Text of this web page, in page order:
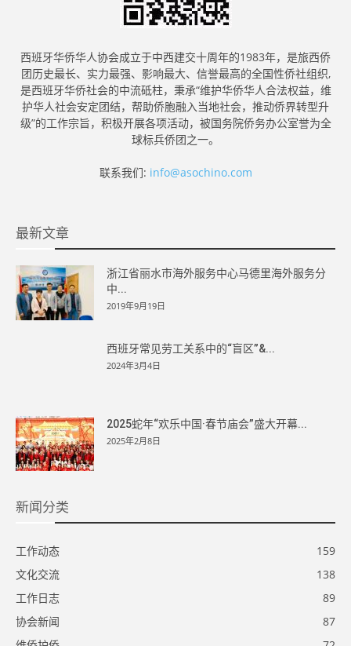
西班牙华侨华人协会成立于中西建交十周年的1983年，是旅西侨
团历史最长、实力最强、影响最大、信誉最高的全国性侨社组织,
是西班牙华侨社会的中流砥柱，秉承“维护华侨华人合法权益，维
护华人社会安定团结，帮助侨胞融入当地社会，推动侨界转型升
级”的工作宗旨，积极开展各项活动，被国务院侨务办公室誉为全
球标兵侨团之一。
联系我们: info@asochino.com
最新文章
浙江省丽水市海外服务中心马德里海外服务分
中...
2019年9月19日
西班牙常见劳工关系中的“盲区”&...
2024年3月4日
2025蛇年“欢乐中国·春节庙会”盛大开幕...
2025年2月8日
新闻分类
工作动态
159
文化交流
138
工作日志
89
协会新闻
87